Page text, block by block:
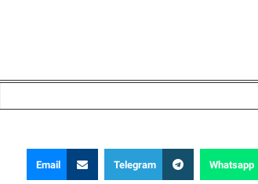
Whatsapp
Telegram
Email